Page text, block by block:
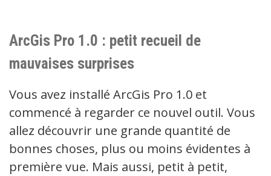
ArcGis Pro 1.0 : petit recueil de
mauvaises surprises
Vous avez installé ArcGis Pro 1.0 et
commencé à regarder ce nouvel outil. Vous
allez découvrir une grande quantité de
bonnes choses, plus ou moins évidentes à
première vue. Mais aussi, petit à petit,